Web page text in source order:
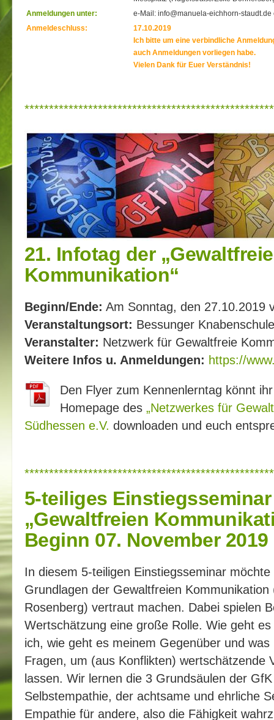
Anmeldungen unter:
e-Mail: info@manuela-eichhorn-
Anmeldeschluss:
17.10.2019
Ich bitte um eine verbindliche
auch Anmeldungen vorliegen habe.
Vielen Dank für Euer Verständnis!
21. Infotag der
Kommunikation“
Beginn/Ende: Am Sonntag, den 27.10.2019
Veranstaltungsort: Bessunger
Veranstalter: Netzwerk für Gewaltfreie
Weitere Infos u. Anmeldungen: https://
Den Flyer zum Kennenlerntag könnt
Homepage des „Netzwerkes für
Südhessen e.V. downloaden und euch
5-teiliges
„Gewaltfreien
Beginn 07. November 2019
In diesem 5-teiligen Einstiegsseminar
Grundlagen der Gewaltfreien Kommunikation
Rosenberg) vertraut machen. Dabei spielen
Wertschätzung eine große Rolle. Wie geht
ich, wie geht es meinem Gegenüber und
Fragen, um (aus Konflikten) wertschätzende
lassen. Wir lernen die 3 Grundsäulen der
Selbstempathie, der achtsame und ehrliche
Empathie für andere, also die Fähigkeit